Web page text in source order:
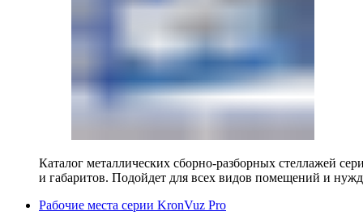
Каталог металлических сборно-разборных стеллажей
и габаритов. Подойдет для всех видов помещений и
Рабочие места серии KronVuz Pro